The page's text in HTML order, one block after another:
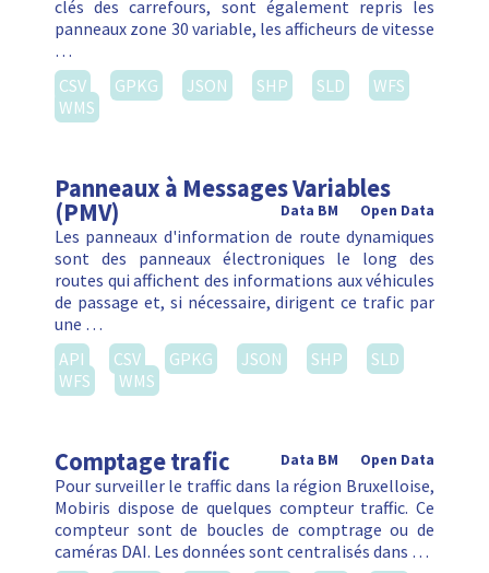
clés des carrefours, sont également repris les
panneaux zone 30 variable, les afficheurs de vitesse
…
CSV
GPKG JSON SHP SLD
WFS
WMS
Panneaux à Messages Variables
(PMV) Open Data
Data BM
Les panneaux d'information de route dynamiques
sont des panneaux électroniques le long des
routes qui affichent des informations aux véhicules
de passage et, si nécessaire, dirigent ce trafic par
une …
API
CSV GPKG JSON SHP
SLD
WFS
WMS
Comptage trafic Open Data
Data BM
Pour surveiller le traffic dans la région Bruxelloise,
Mobiris dispose de quelques compteur traffic. Ce
compteur sont de boucles de comptrage ou de
caméras DAI. Les données sont centralisés dans …